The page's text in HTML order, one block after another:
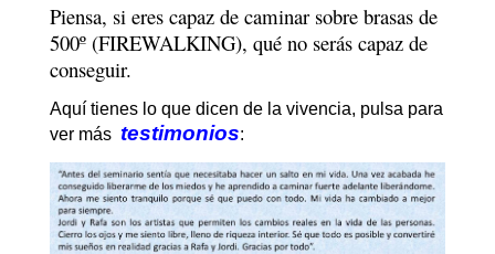
Piensa, si eres capaz de caminar sobre brasas de
500º (FIREWALKING), qué no serás capaz de
conseguir.
Aquí tienes lo que dicen de la vivencia, pulsa para
ver más testimonios: